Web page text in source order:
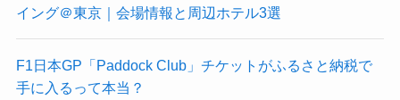
イング＠東京｜会場情報と周辺ホテル3選
F1日本GP「Paddock Club」チケットがふるさと納税で
手に入るって本当？